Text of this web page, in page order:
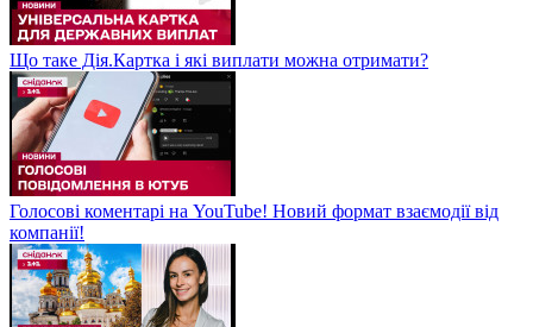
Що таке Дія.Картка і які виплати можна отримати?
Голосові коментарі на YouTube! Новий формат взаємодії від
компанії!